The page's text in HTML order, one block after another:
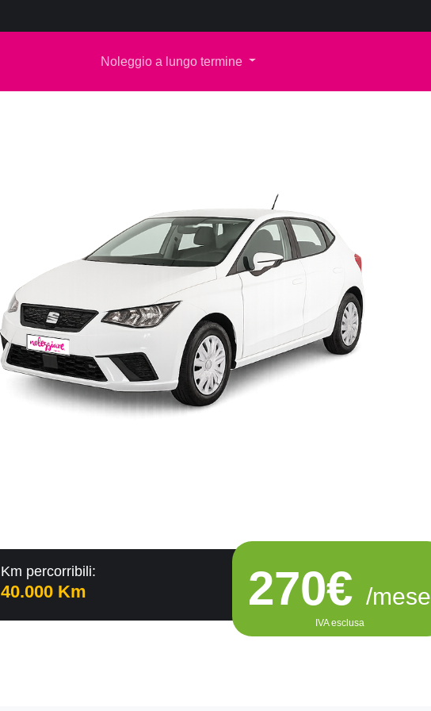
Noleggio a lungo termine
Km percorribili:
40.000 Km 270€/mese
IVA esclusa